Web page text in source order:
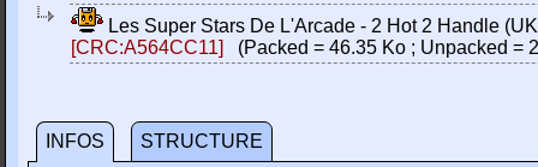
Les Super Stars De L'Arcade - 2 Hot 2 Handle
[CRC:A564CC11]
(Packed = 46.35 Ko ; Unpacked =
INFOS STRUCTURE